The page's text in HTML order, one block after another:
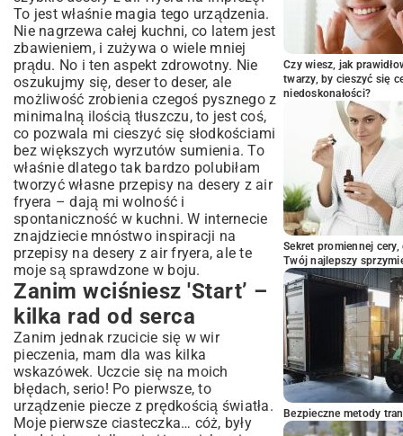
To jest właśnie magia tego urządzenia.
Nie nagrzewa całej kuchni, co latem jest
zbawieniem, i zużywa o wiele mniej
prądu. No i ten aspekt zdrowotny. Nie
oszukujmy się, deser to deser, ale
możliwość zrobienia czegoś pysznego z
minimalną ilością tłuszczu, to jest coś,
co pozwala mi cieszyć się słodkościami
bez większych wyrzutów sumienia. To
właśnie dlatego tak bardzo polubiłam
tworzyć własne przepisy na desery z air
fryera – dają mi wolność i
spontaniczność w kuchni. W internecie
znajdziecie mnóstwo inspiracji na
przepisy na desery z air fryera, ale te
moje są sprawdzone w boju.
Zanim wciśniesz 'Start’ –
kilka rad od serca
Zanim jednak rzucicie się w wir
pieczenia, mam dla was kilka
wskazówek. Uczcie się na moich
błędach, serio! Po pierwsze, to
urządzenie piecze z prędkością światła.
Moje pierwsze ciasteczka… cóż, były
Czy wiesz, jak
twarzy, by cieszyć się
niedoskonałości?
Sekret promiennej
Twój najlepszy
Bezpieczne metody